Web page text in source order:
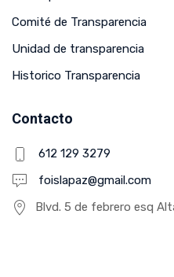
Comité de Transparencia
Unidad de transparencia
Historico Transparencia
Contacto
612 129 3279
foislapaz@gmail.com
Blvd. 5 de febrero esq